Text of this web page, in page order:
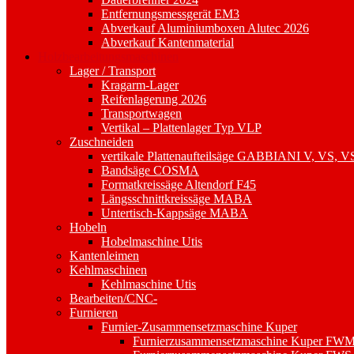
Entfernungsmessgerät EM3
Abverkauf Aluminiumboxen Alutec 2026
Abverkauf Kantenmaterial
Lager / Transport
Kragarm-Lager
Reifenlagerung 2026
Transportwagen
Vertikal – Plattenlager Typ VLP
Zuschneiden
vertikale Plattenaufteilsäge GABBIANI V, VS,
Bandsäge COSMA
Formatkreissäge Altendorf F45
Längsschnittkreissäge MABA
Untertisch-Kappsäge MABA
Hobeln
Hobelmaschine Utis
Kantenleimen
Kehlmaschinen
Kehlmaschine Utis
Bearbeiten/CNC-
Furnieren
Furnier-Zusammensetzmaschine Kuper
Furnierzusammensetzmaschine Kuper